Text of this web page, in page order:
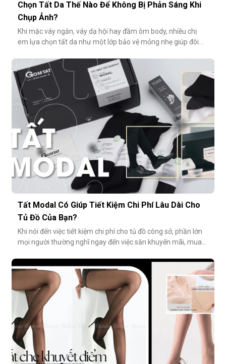
Chọn Tất Da Thế Nào Để Không Bị Phản Sáng Khi
Chụp Ảnh?
Khi mặc váy ngắn, váy dạ hội hay đầm ôm body, nhiều chị
em lựa chọn tất da như một lớp bảo vệ mỏng nhẹ giúp đôi
Tuy nhiên, không ít người gặp phải tình huống dở khóc dở
cười: đôi chân phản chiếu ánh sáng trắng loá trong ảnh, lộ rõ
lớp tất khiến
Tất Modal Có Giúp Tiết Kiệm Chi Phí Lâu Dài Cho
Tủ Đồ Của Bạn?
Khi nói đến việc tiết kiệm chi phí cho tủ đồ công sở, phần lớn
mọi người thường nghĩ ngay đến việc săn khuyến mãi, mua
cách tiết kiệm bền vững và tinh tế hơn rất nhiều: đầu tư vào
chất lượng từ những món nhỏ nhất. Cụ thể hơn, tất modal
không chỉ